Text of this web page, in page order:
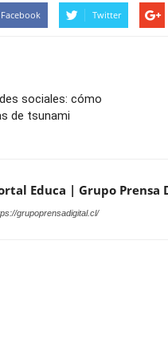
Facebook Twitter
sociales: cómo
de tsunami
Educa | Grupo Prensa
grupoprensadigital.cl/